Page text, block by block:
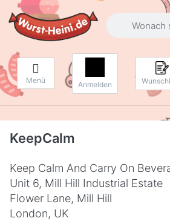
Geben Sie
Menü Anmelden
KeepCalm
Keep Calm And Carry On
Unit 6, Mill Hill Industrial Estate
Flower Lane, Mill Hill
London, UK